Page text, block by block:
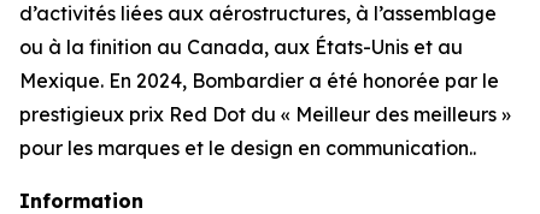
d’activités liées aux aérostructures, à l’assemblage
ou à la finition au Canada, aux États-Unis et au
Mexique. En 2024, Bombardier a été honorée par le
prestigieux prix Red Dot du « Meilleur des meilleurs »
pour les marques et le design en communication..
Information